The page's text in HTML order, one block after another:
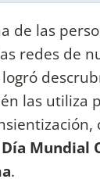
de las
redes de
las utiliza
Día Mundial
.